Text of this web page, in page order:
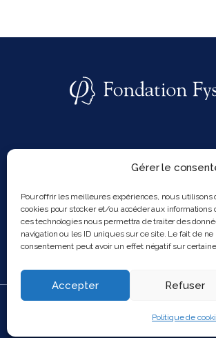
Gérer le
Pour offrir les meilleures expériences, nous
cookies pour stocker et/ou accéder aux informations
ces technologies nous permettra de traiter des
navigation ou les ID uniques sur ce site. Le fait de
consentement peut avoir un effet négatif sur
Accepter Refuser
Politique de